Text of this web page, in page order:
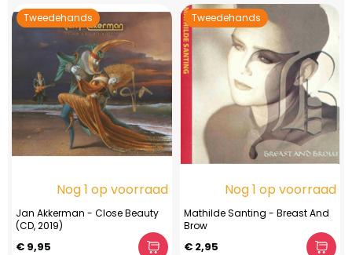
Tweedehands
Nog 1 op voorraad
Jan Akkerman - Close Beauty
(CD, 2019)
€ 9,95
Tweedehands
Nog 1 op voorraad
Mathilde Santing - Breast And
Brow
€ 2,95